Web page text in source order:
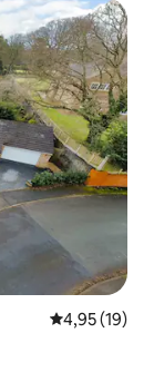
Note
4,95 (19)